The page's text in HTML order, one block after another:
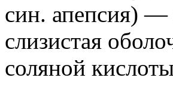
син. апепсия) —
слизистая
соляной